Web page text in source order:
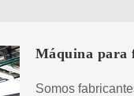
Máquina para
Somos